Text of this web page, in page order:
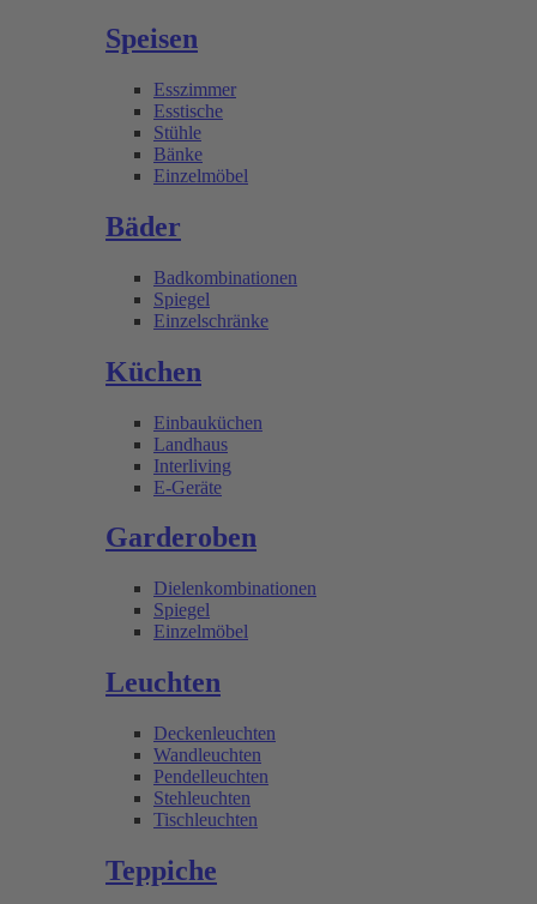
Speisen
Esszimmer
Esstische
Stühle
Bänke
Einzelmöbel
Bäder
Badkombinationen
Spiegel
Einzelschränke
Küchen
Einbauküchen
Landhaus
Interliving
E-Geräte
Garderoben
Dielenkombinationen
Spiegel
Einzelmöbel
Leuchten
Deckenleuchten
Wandleuchten
Pendelleuchten
Stehleuchten
Tischleuchten
Teppiche